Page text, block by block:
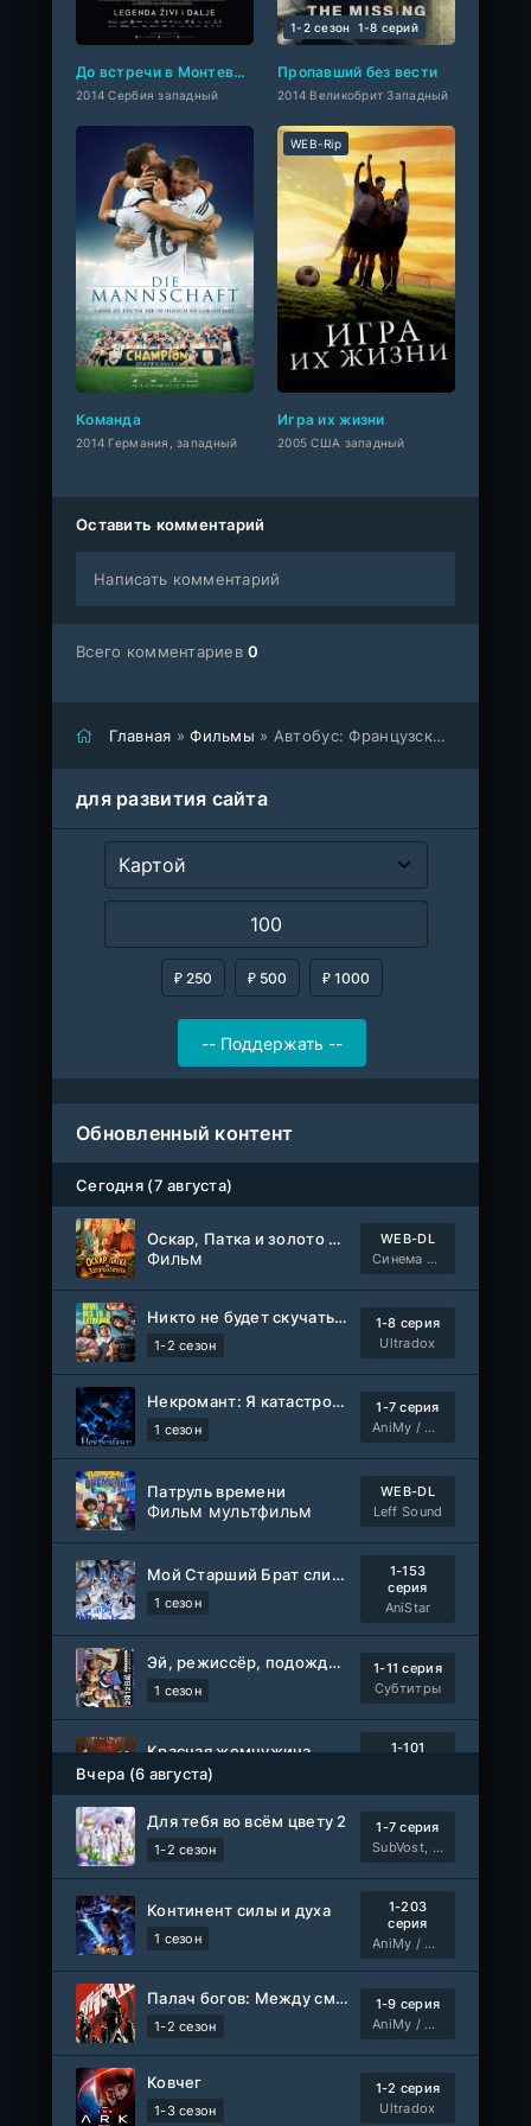
До встречи в Монтевидео!
2014 Сербия западный
Пропавший без вести
2014 Великобрит Западный
1-2 сезон 1-8 cерий
Команда
2014 Германия, западный
Игра их жизни
2005 США западный
WEB-Rip
Оставить комментарий
Написать комментарий
Всего комментариев0
Главная »Фильмы » Автобус: Французский футбольный бунт
для развития сайта
₽ 250 ₽ 500 ₽ 1000
Обновленный контент
Сегодня (7 августа)
Оскар, Патка и золото Балтики
Фильм
WEB-DL
Синема УС
Никто не будет скучать по нам
1-2 сезон
1-8 серия
Ultradox
Некромант: Я катастрофа
1 сезон
1-7 серия
AniMy / RuChiMe
Патруль времени
Фильм мультфильм
WEB-DL
Leff Sound
Мой Старший Брат слишком стабилен
1 сезон
1-153
серия
AniStar
Эй, режиссёр, подождите!
1 сезон
1-11 серия
Субтитры
Красная жемчужина
1 сезон
1-101
Древние пришельцы
1-8 серия
Влад Дорф
1-5 сезон
1-8 серия
ColdFilm
Правила моей кухни
1-15 сезон
1-9 серия
Влад Дорф
Ленин
Фильм
Telecine
KimchiTV
Вчера (6 августа)
Для тебя во всём цвету 2
1-2 сезон
1-7 серия
SubVost, Манипулятор
Континент силы и духа
1 сезон
1-203
серия
AniMy / RuChiMe
Палач богов: Между смертным и божественным царством 2
1-2 сезон
1-9 серия
AniMy / RuChiMe
Ковчег
1-3 сезон
1-2 серия
Ultradox